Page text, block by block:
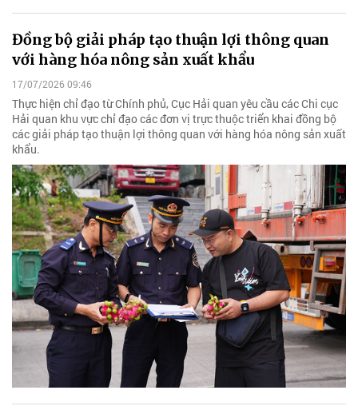
Đồng bộ giải pháp tạo thuận lợi thông quan
với hàng hóa nông sản xuất khẩu
17/07/2026 09:46
Thực hiện chỉ đạo từ Chính phủ, Cục Hải quan yêu cầu các Chi cục
Hải quan khu vực chỉ đạo các đơn vị trực thuộc triển khai đồng bộ
các giải pháp tạo thuận lợi thông quan với hàng hóa nông sản xuất
khẩu.